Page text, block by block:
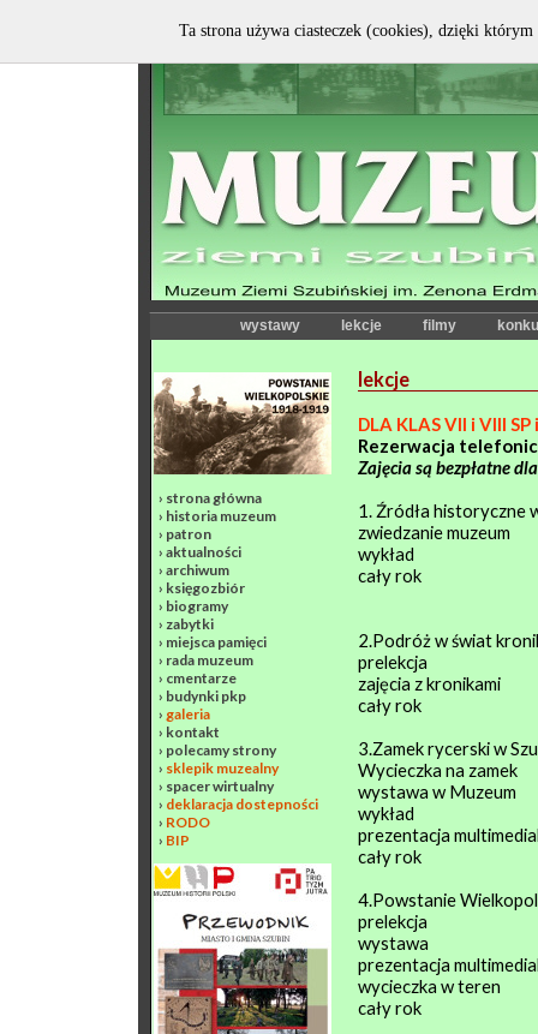
wystawy lekcje filmy
› strona główna
› historia muzeum
› patron
› aktualności
› archiwum
› księgozbiór
› biogramy
› zabytki
› miejsca pamięci
› rada muzeum
› cmentarze
› budynki pkp
› galeria
› kontakt
› polecamy strony
› sklepik muzealny
› spacer wirtualny
› deklaracja dostepności
› RODO
› BIP
lekcje
DLA KLAS VII i VIII
Rezerwacja
Zajęcia są bezpłatne
1. Źródła historyczne
zwiedzanie muzeum
wykład
cały rok
2.Podróż w świat
prelekcja
zajęcia z kronikami
cały rok
3.Zamek rycerski w
Wycieczka na zamek
wystawa w Muzeum
wykład
prezentacja
cały rok
4.Powstanie
prelekcja
wystawa
prezentacja
wycieczka w teren
cały rok
Ta strona używa ciasteczek (cookies), dzięki